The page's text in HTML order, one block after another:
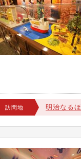
訪問地 明治なる